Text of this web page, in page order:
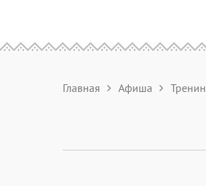
Главная Афиша